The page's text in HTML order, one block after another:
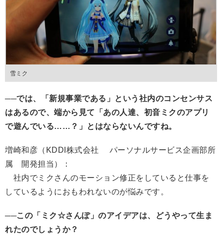
雪ミク
──では、「新規事業である」という社内のコンセンサス
はあるので、端から見て「あの人達、初音ミクのアプリ
で遊んでいる……？」とはならないんですね。
増崎和彦（KDDI株式会社 パーソナルサービス企画部所
属 開発担当）：
社内でミクさんのモーション修正をしていると仕事を
しているようにおもわれないのが悩みです。
──この「ミク☆さんぽ」のアイデアは、どうやって生ま
れたのでしょうか？